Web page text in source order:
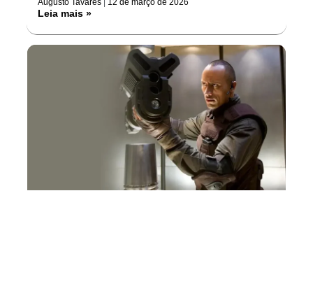
Augusto Tavares 12 de março de 2026
Leia mais »